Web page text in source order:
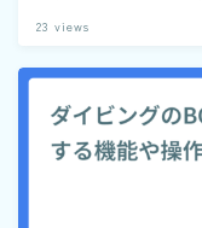
23 views